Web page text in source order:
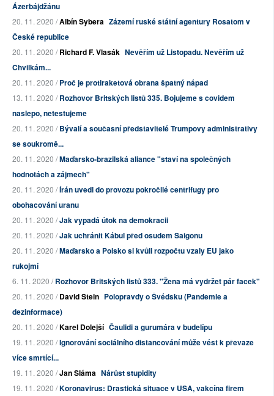
Ázerbájdžánu
20. 11. 2020 /Albín Sybera Zázemí ruské státní agentury Rosatom v
České republice
20. 11. 2020 /Richard F. Vlasák Nevěřím už Listopadu. Nevěřím už
Chvilkám...
20. 11. 2020 /Proč je protiraketová obrana špatný nápad
13. 11. 2020 /Rozhovor Britských listů 335. Bojujeme s covidem
naslepo, netestujeme
20. 11. 2020 /Bývalí a současní představitelé Trumpovy administrativy
se soukromě...
20. 11. 2020 /Maďarsko-brazilská aliance "staví na společných
hodnotách a zájmech"
20. 11. 2020 /Írán uvedl do provozu pokročilé centrifugy pro
obohacování uranu
20. 11. 2020 /Jak vypadá útok na demokracii
20. 11. 2020 /Jak uchránit Kábul před osudem Saigonu
20. 11. 2020 /Maďarsko a Polsko si kvůli rozpočtu vzaly EU jako
rukojmí
6. 11. 2020 /Rozhovor Britských listů 333. "Žena má vydržet pár facek"
20. 11. 2020 /David Stein Polopravdy o Švédsku (Pandemie a
dezinformace)
20. 11. 2020 /Karel Dolejší Čaulidi a gurumára v budelípu
19. 11. 2020 /Ignorování sociálního distancování může vést k převaze
více smrtící...
19. 11. 2020 /Jan Sláma Nárůst stupidity
19. 11. 2020 /Koronavirus: Drastická situace v USA, vakcína firem